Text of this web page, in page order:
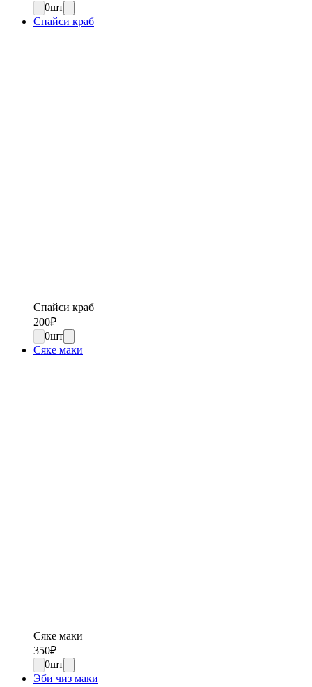
0шт
Спайси краб
Спайси краб
200₽
0шт
Сяке маки
Сяке маки
350₽
0шт
Эби чиз маки